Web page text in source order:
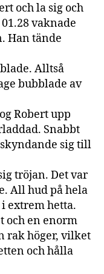
och la sig och
vaknade
Han tände
Alltså
bubblade av
Robert upp
Snabbt
sig till
tröjan. Det var
All hud på hela
extrem hetta.
och en enorm
rak höger, vilket
och hålla